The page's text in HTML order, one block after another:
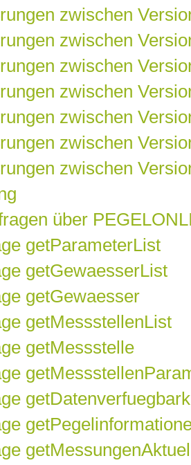
zwischen
zwischen
zwischen
zwischen
zwischen
zwischen
zwischen
über
getParameterList
getGewaesserList
getGewaesser
getMessstellenList
getMessstelle